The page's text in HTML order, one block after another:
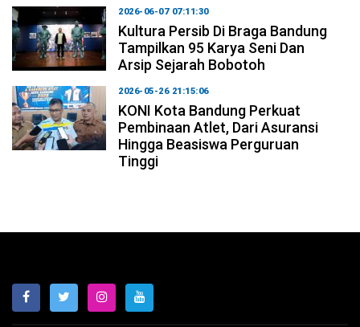
2026-06-07 07:11:30
Kultura Persib Di Braga Bandung
Tampilkan 95 Karya Seni Dan
Arsip Sejarah Bobotoh
2026-05-26 21:15:06
KONI Kota Bandung Perkuat
Pembinaan Atlet, Dari Asuransi
Hingga Beasiswa Perguruan
Tinggi